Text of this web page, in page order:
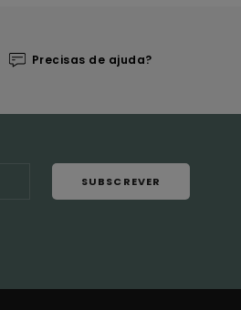
Precisas de ajuda?
SUBSCREVER